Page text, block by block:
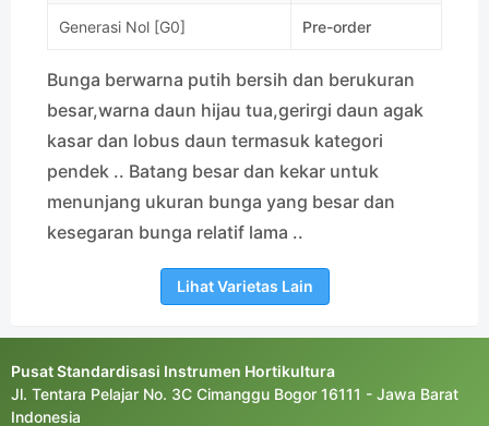
Generasi Nol [G0] Pre-order
Bunga berwarna putih bersih dan berukuran
besar,warna daun hijau tua,gerirgi daun agak
kasar dan lobus daun termasuk kategori
pendek .. Batang besar dan kekar untuk
menunjang ukuran bunga yang besar dan
kesegaran bunga relatif lama ..
Lihat Varietas Lain
Pusat Standardisasi Instrumen Hortikultura
Jl. Tentara Pelajar No. 3C Cimanggu Bogor 16111 - Jawa Barat
Indonesia